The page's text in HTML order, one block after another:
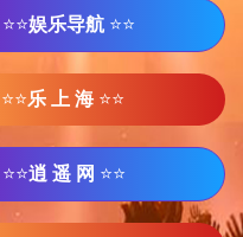
⭐⭐娱乐导航 ⭐⭐
⭐⭐乐 上 海 ⭐⭐
⭐⭐逍 遥 网 ⭐⭐